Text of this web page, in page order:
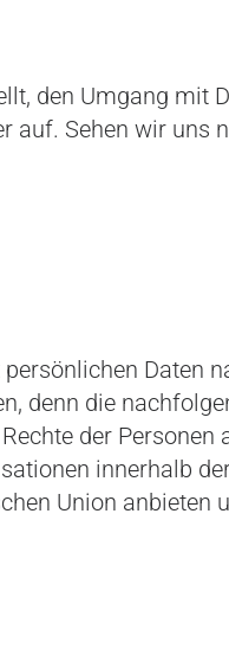
den Umgang mit
Sehen wir uns
Daten
denn die
der
innerhalb
Union